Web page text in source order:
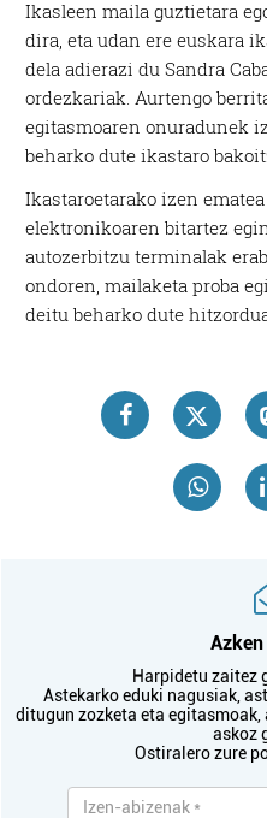
Ikasleen maila guztietara
dira, eta udan ere euskara
dela adierazi du Sandra
ordezkariak. Aurtengo
egitasmoaren onuradunek
beharko dute ikastaro
Ikastaroetarako izen
elektronikoaren bitartez
autozerbitzu terminalak
ondoren, mailaketa proba
deitu beharko dute
Harpidetu zaitez
Astekarko eduki nagusiak,
ditugun zozketa eta
askoz
Ostiralero zure